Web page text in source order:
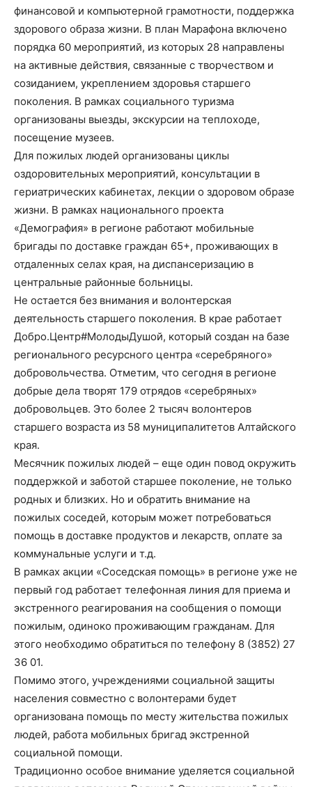
финансовой и компьютерной грамотности, поддержка
здорового образа жизни. В план Марафона включено
порядка 60 мероприятий, из которых 28 направлены
на активные действия, связанные с творчеством и
созиданием, укреплением здоровья старшего
поколения. В рамках социального туризма
организованы выезды, экскурсии на теплоходе,
посещение музеев.
Для пожилых людей организованы циклы
оздоровительных мероприятий, консультации в
гериатрических кабинетах, лекции о здоровом образе
жизни. В рамках национального проекта
«Демография» в регионе работают мобильные
бригады по доставке граждан 65+, проживающих в
отдаленных селах края, на диспансеризацию в
центральные районные больницы.
Не остается без внимания и волонтерская
деятельность старшего поколения. В крае работает
Добро.Центр#МолодыДушой, который создан на базе
регионального ресурсного центра «серебряного»
добровольчества. Отметим, что сегодня в регионе
добрые дела творят 179 отрядов «серебряных»
добровольцев. Это более 2 тысяч волонтеров
старшего возраста из 58 муниципалитетов Алтайского
края.
Месячник пожилых людей – еще один повод окружить
поддержкой и заботой старшее поколение, не только
родных и близких. Но и обратить внимание на
пожилых соседей, которым может потребоваться
помощь в доставке продуктов и лекарств, оплате за
коммунальные услуги и т.д.
В рамках акции «Соседская помощь» в регионе уже не
первый год работает телефонная линия для приема и
экстренного реагирования на сообщения о помощи
пожилым, одиноко проживающим гражданам. Для
этого необходимо обратиться по телефону 8 (3852) 27
36 01.
Помимо этого, учреждениями социальной защиты
населения совместно с волонтерами будет
организована помощь по месту жительства пожилых
людей, работа мобильных бригад экстренной
социальной помощи.
Традиционно особое внимание уделяется социальной